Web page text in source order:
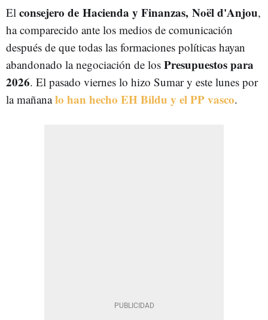
El consejero de Hacienda y Finanzas, Noël d'Anjou,
ha comparecido ante los medios de comunicación
después de que todas las formaciones políticas hayan
abandonado la negociación de los Presupuestos para
2026. El pasado viernes lo hizo Sumar y este lunes por
la mañana lo han hecho EH Bildu y el PP vasco.